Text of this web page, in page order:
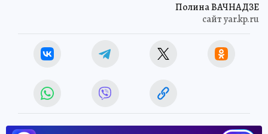
Полина ВАЧНАДЗЕ
сайт yar.kp.ru